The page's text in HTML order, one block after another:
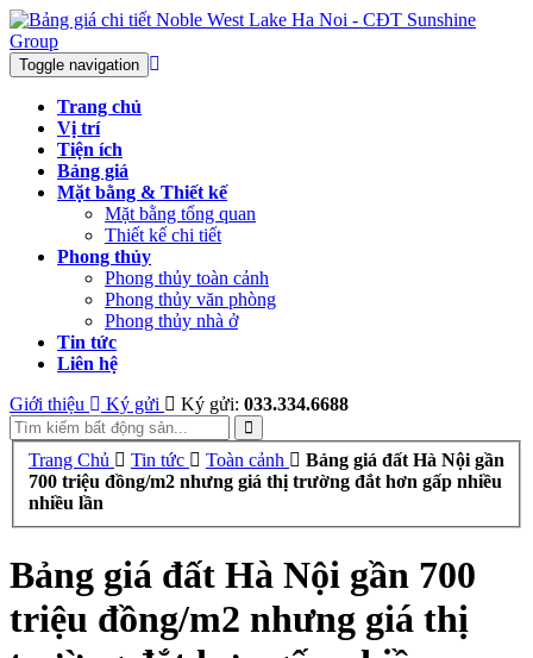
Toggle navigation
Trang chủ
Vị trí
Tiện ích
Bảng giá
Mặt bằng & Thiết kế
Mặt bằng tổng quan
Thiết kế chi tiết
Phong thủy
Phong thủy toàn cảnh
Phong thủy văn phòng
Phong thủy nhà ở
Tin tức
Liên hệ
Giới thiệu
Ký gửi Ký gửi: 033.334.6688
Trang Chủ Tin tức Toàn cảnh
Bảng giá đất Hà Nội gần
700 triệu đồng/m2 nhưng giá thị trường đắt hơn gấp nhiều
nhiều lần
Bảng giá đất Hà Nội gần 700
triệu đồng/m2 nhưng giá thị